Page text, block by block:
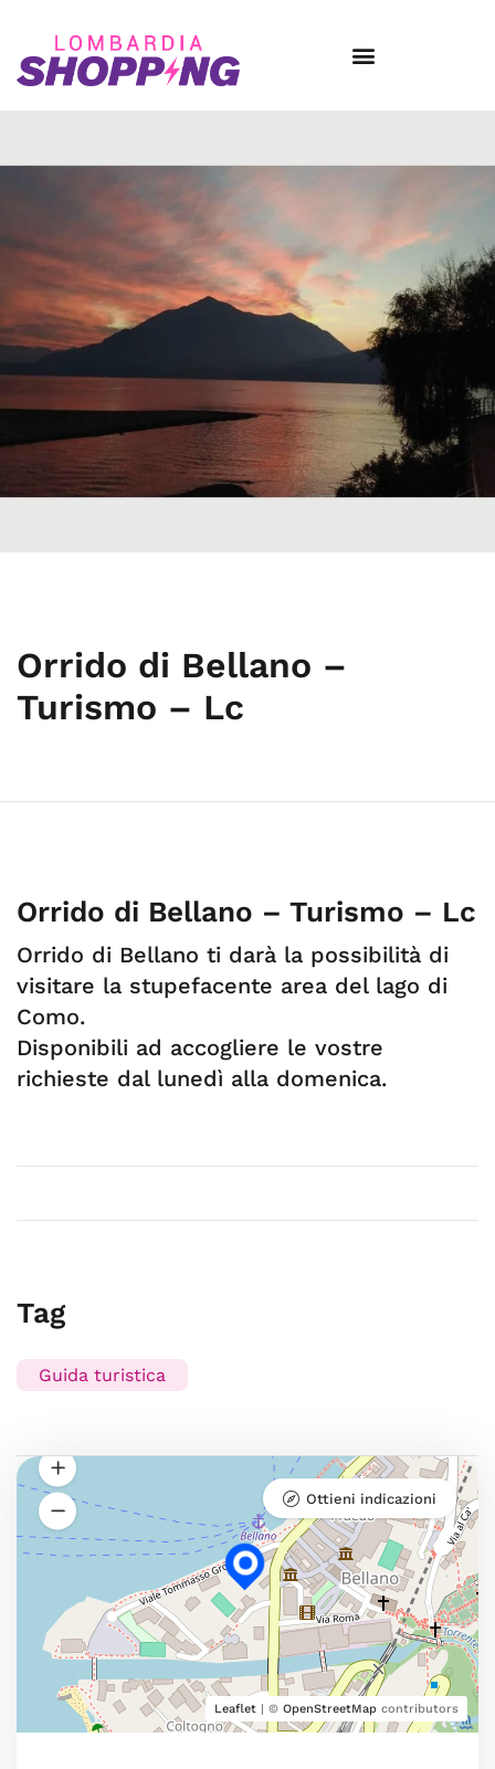
Orrido di Bellano –
Turismo – Lc
Orrido di Bellano – Turismo – Lc
Orrido di Bellano ti darà la possibilità di
visitare la stupefacente area del lago di
Como.
Disponibili ad accogliere le vostre
richieste dal lunedì alla domenica.
Tag
Guida turistica
Leaflet | © OpenStreetMap contributors
Ottieni indicazioni